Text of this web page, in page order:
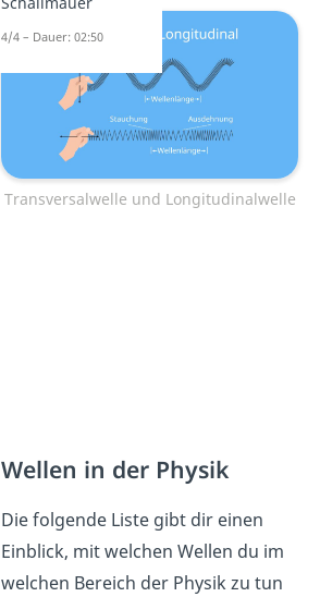
Transversalwelle und Longitudinalwelle
Wellen in der Physik
Die folgende Liste gibt dir einen
Einblick, mit welchen Wellen du im
welchen Bereich der Physik zu tun
4/4 – Dauer: 02:50